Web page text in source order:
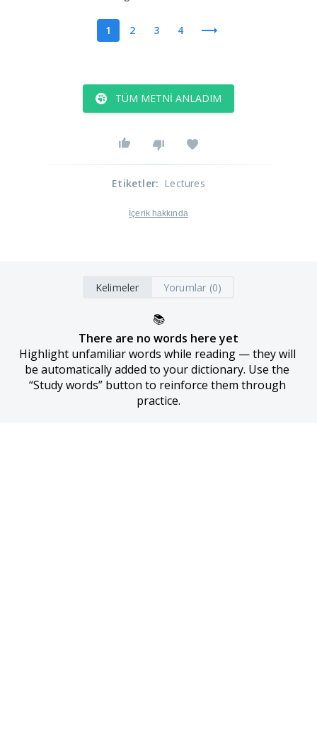
1 2 3 4
TÜM METNI ANLADIM
Etiketler: Lectures
İçerik hakkında
Kelimeler Yorumlar (0)
📚
There are no words here yet
Highlight unfamiliar words while reading — they will
be automatically added to your dictionary. Use the
“Study words” button to reinforce them through
practice.